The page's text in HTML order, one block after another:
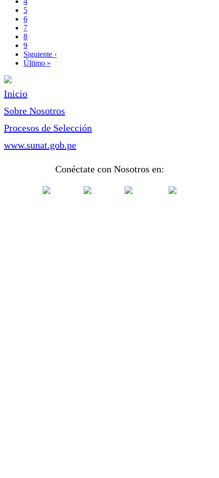
actual
Page
5
Page
6
Page
7
Page
8
Page
9
Siguiente
página
Siguiente ›
Última
Último »
Inicio
Sobre Nosotros
Procesos de Selección
www.sunat.gob.pe
Conéctate con Nosotros en: